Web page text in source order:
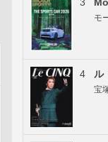
モ
4 ル
宝